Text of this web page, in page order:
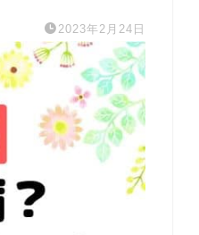
2023年2月24日